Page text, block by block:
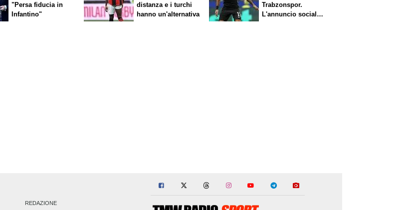
"Persa fiducia in
Infantino"
distanza e i turchi
hanno un'alternativa
Trabzonspor.
L'annuncio social
REDAZIONE